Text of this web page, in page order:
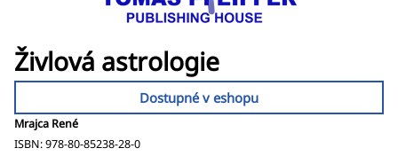
Živlová astrologie
Dostupné v eshopu
Mrajca René
ISBN: 978-80-85238-28-0